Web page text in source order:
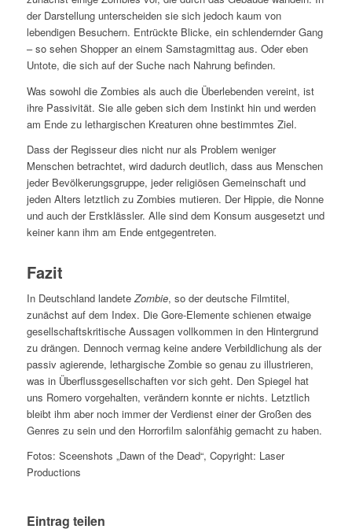
der Darstellung unterscheiden sie sich jedoch kaum von
lebendigen Besuchern. Entrückte Blicke, ein schlendernder Gang
– so sehen Shopper an einem Samstagmittag aus. Oder eben
Untote, die sich auf der Suche nach Nahrung befinden.
Was sowohl die Zombies als auch die Überlebenden vereint, ist
ihre Passivität. Sie alle geben sich dem Instinkt hin und werden
am Ende zu lethargischen Kreaturen ohne bestimmtes Ziel.
Dass der Regisseur dies nicht nur als Problem weniger
Menschen betrachtet, wird dadurch deutlich, dass aus Menschen
jeder Bevölkerungsgruppe, jeder religiösen Gemeinschaft und
jeden Alters letztlich zu Zombies mutieren. Der Hippie, die Nonne
und auch der Erstklässler. Alle sind dem Konsum ausgesetzt und
keiner kann ihm am Ende entgegentreten.
Fazit
In Deutschland landete Zombie, so der deutsche Filmtitel,
zunächst auf dem Index. Die Gore-Elemente schienen etwaige
gesellschaftskritische Aussagen vollkommen in den Hintergrund
zu drängen. Dennoch vermag keine andere Verbildlichung als der
passiv agierende, lethargische Zombie so genau zu illustrieren,
was in Überflussgesellschaften vor sich geht. Den Spiegel hat
uns Romero vorgehalten, verändern konnte er nichts. Letztlich
bleibt ihm aber noch immer der Verdienst einer der Großen des
Genres zu sein und den Horrorfilm salonfähig gemacht zu haben.
Fotos: Sceenshots „Dawn of the Dead“, Copyright: Laser
Productions
Eintrag teilen